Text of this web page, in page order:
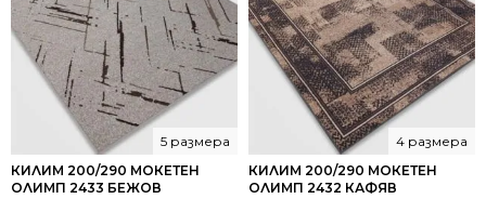
КИЛИМ 200/290 МОКЕТЕН
ОЛИМП 2433 БЕЖОВ
5 размера
КИЛИМ 200/290 МОКЕТЕН
ОЛИМП 2432 КАФЯВ
4 размера